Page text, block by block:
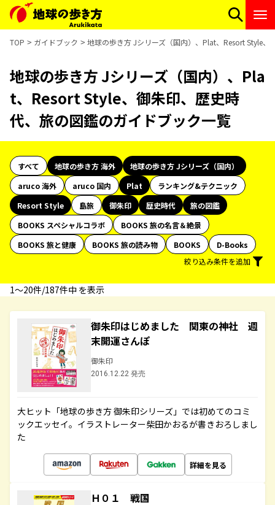
TOP ガイドブック 地球の歩き方 Jシリーズ（国内）、Plat、Resort Style
地球の歩き方 Jシリーズ（国内）、Pla
t、Resort Style、御朱印、歴史時
代、旅の図鑑のガイドブック一覧
すべて 地球の歩き方 海外
地球の歩き方 Jシリーズ（国内）
aruco 海外
aruco 国内 Plat
ランキング&テクニック
Resort Style
島旅 御朱印 歴史時代
旅の図鑑
BOOKS スペシャルコラボ
BOOKS 旅の名言＆絶景
BOOKS 旅と健康
BOOKS 旅の読み物 BOOKS
D-Books
絞り込み条件を追加
1〜20件/187件中 を表示
御朱印はじめました 関東の神社 週
末開運さんぽ
御朱印
2016.12.22 発売
大ヒット「地球の歩き方 御朱印シリーズ」では初めてのコミ
ックエッセイ。イラストレーター柴田かおるが書きおろしまし
た
詳細を見る
Ｈ０１ 戦国